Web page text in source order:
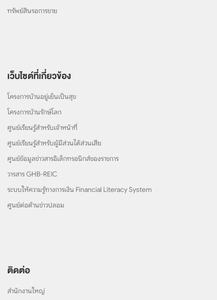
ทรัพย์สินรอการขาย
เว็บไซต์ที่เกี่ยวข้อง
โครงการบ้านอยู่เย็นเป็นสุข
โครงการบ้านรักษ์โลก
ศูนย์เรียนรู้สำหรับเจ้าหน้าที่
ศูนย์เรียนรู้สำหรับผู้มีส่วนได้ส่วนเสีย
ศูนย์ข้อมูลข่าวสารอิเล็กทรอนิกส์ของราชการ
วารสาร GHB-REIC
ระบบให้ความรู้ทางการเงิน Financial Literacy System
ศูนย์ต่อต้านข่าวปลอม
ติดต่อ
สำนักงานใหญ่